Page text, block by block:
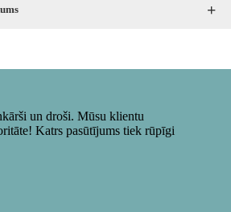
+
un droši. Mūsu klientu
Katrs pasūtījums tiek rūpīgi